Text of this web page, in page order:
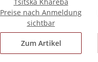
Preise nach Anmeldung
sichtbar
Zum Artikel